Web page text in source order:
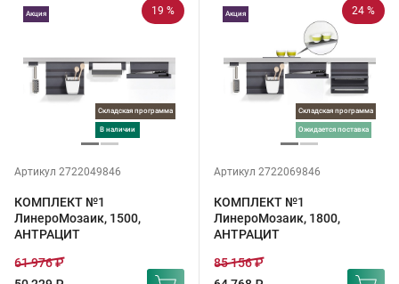
19 %
Складская программа
в наличии
Акция
Артикул 2722049846
КОМПЛЕКТ №1
ЛинероМозаик, 1500,
АНТРАЦИТ
61 976 ₽
24 %
Складская программа
ожидается поставка
Акция
Артикул 2722069846
КОМПЛЕКТ №1
ЛинероМозаик, 1800,
АНТРАЦИТ
85 156 ₽